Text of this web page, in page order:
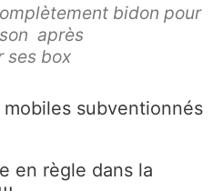
bidon pour
après
ses box
subventionnés
en règle dans la